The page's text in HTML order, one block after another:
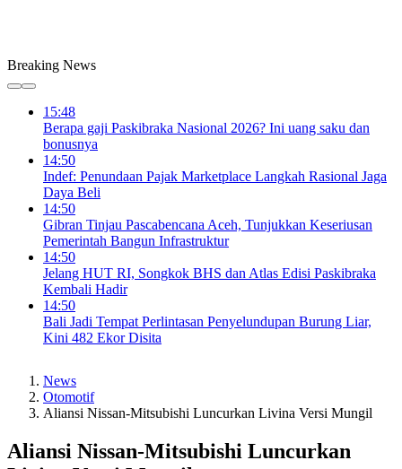
Breaking News
15:48
Berapa gaji Paskibraka Nasional 2026? Ini uang saku dan
bonusnya
14:50
Indef: Penundaan Pajak Marketplace Langkah Rasional Jaga
Daya Beli
14:50
Gibran Tinjau Pascabencana Aceh, Tunjukkan Keseriusan
Pemerintah Bangun Infrastruktur
14:50
Jelang HUT RI, Songkok BHS dan Atlas Edisi Paskibraka
Kembali Hadir
14:50
Bali Jadi Tempat Perlintasan Penyelundupan Burung Liar,
Kini 482 Ekor Disita
News
Otomotif
Aliansi Nissan-Mitsubishi Luncurkan Livina Versi Mungil
Aliansi Nissan-Mitsubishi Luncurkan